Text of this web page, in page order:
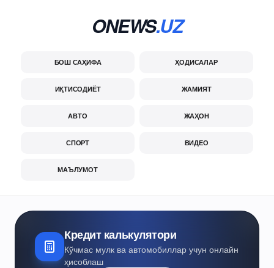
ONEWS.UZ
БОШ САҲИФА ҲОДИСАЛАР
ИҚТИСОДИЁТ ЖАМИЯТ
АВТО ЖАҲОН
СПОРТ ВИДЕО
МАЪЛУМОТ
Кредит калькулятори
Кўчмас мулк ва автомобиллар учун онлайн
ҳисоблаш